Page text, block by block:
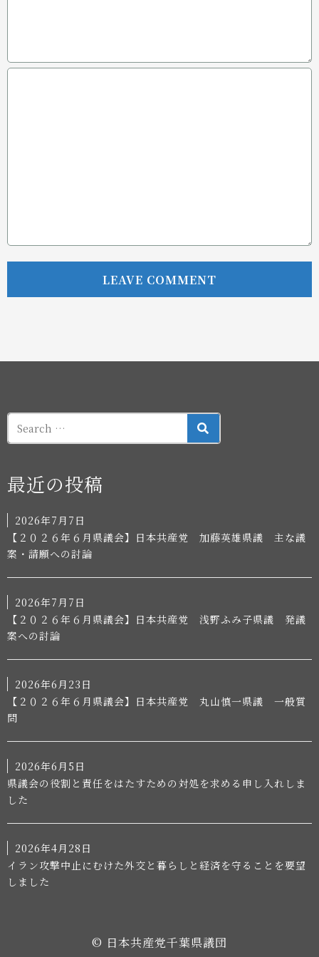
SEARCH
最近の投稿
2026年7月7日
【２０２６年６月県議会】日本共産党 加藤英雄県議 主な議
案・請願への討論
2026年7月7日
【２０２６年６月県議会】日本共産党 浅野ふみ子県議 発議
案への討論
2026年6月23日
【２０２６年６月県議会】日本共産党 丸山慎一県議 一般質
問
2026年6月5日
県議会の役割と責任をはたすための対処を求める申し入れしま
した
2026年4月28日
イラン攻撃中止にむけた外交と暮らしと経済を守ることを要望
しました
© 日本共産党千葉県議団